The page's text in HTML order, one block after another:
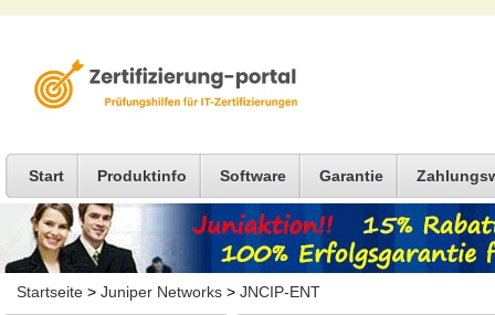
Start Produktinfo Software Garantie
Startseite > Juniper Networks > JNCIP-ENT